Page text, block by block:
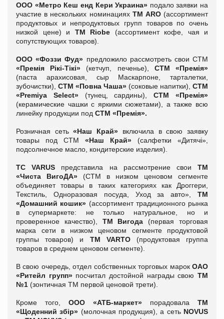
ООО «Метро Кеш енд Кери Украина» подало заявки на
участие в нескольких номинациях ТМ ARO(ассортимент
продуктовых и непродуктовых групп товаров по очень
низкой цене) и ТМ Riobe (ассортимент кофе, чая и
сопутствующих товаров).
ООО «Фоззи Фуд» предложило рассмотреть свои СТМ
«Премія Рікі-Тікі» (кетчуп, печенье), СТМ «Премія»
(паста арахисовая, сыр Маскарпоне, тарталетки,
зубочистки), СТМ «Повна Чаша» (соковые напитки), СТМ
«Premiya Select»(тунец, сардины),СТМ «Премія»
(керамические чашки с яркими сюжетами), а также всю
линейку продукции под СТМ «Премія».
Розничная сеть«Наш Край» включила в свою заявку
товары под СТМ «Наш Край» (салфетки «Дитячі»,
подсолнечное масло, кондитерские изделия).
ТСVARUS представила на рассмотрение своиТМ
«Чиста ВигоДА» (СТМ в низком ценовом сегменте
объединяет товары в таких категориях как Дроггери,
Текстиль, Одноразовая посуда, Уход за авто», ТМ
«Домашний кошик» (ассортимент традиционного рынка
в супермаркете: не только натуральное, но и
проверенное качество), ТМ Вигода (первая торговая
марка сети в низком ценовом сегменте продуктовой
группы товаров) и ТМ VARTO(продуктовая группа
товаров в среднем ценовом сегменте).
В свою очередь, отдел собственных торговых марок ОАО
«Ритейл групп»посчитал достойной награды своюТМ
№1 (зонтичная ТМ первой ценовой трети).
Кроме того, ООО «АТБ-маркет» порадовала ТМ
«Щоденнийзбір» (молочная продукция), а сеть NOVUS